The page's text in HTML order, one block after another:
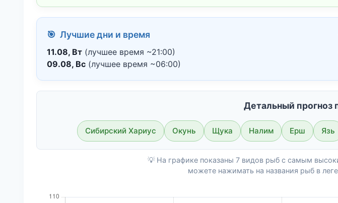
🎯 Лучшие дни и время
11.08, Вт (лучшее время ~21:00)
09.08, Вс (лучшее время ~06:00)
Детальный прогноз
Сибирский Хариус Окунь Щука Налим Ерш Язь
💡 На графике показаны 7 видов рыб с самым
можете нажимать на названия рыб в